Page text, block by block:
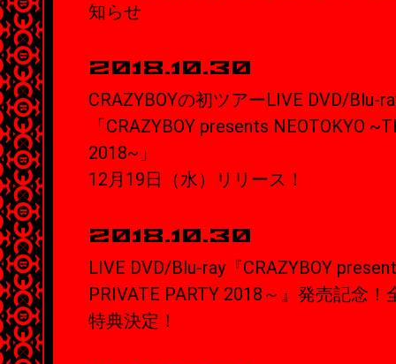
知らせ
2018.10.30
CRAZYBOYの初ツアーLIVE DVD/Blu-
「CRAZYBOY presents NEOTOKYO
2018~」
12月19日（水）リリース！
2018.10.30
LIVE DVD/Blu-ray『CRAZYBOY
PRIVATE PARTY 2018～』発売記念！
特典決定！